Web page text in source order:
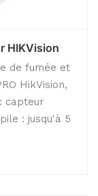
HIKVision
de fumée et
HikVision,
capteur
: jusqu'à 5